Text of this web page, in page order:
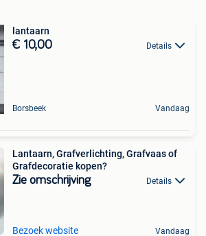
lantaarn
€ 10,00 Details
Borsbeek Vandaag
Lantaarn, Grafverlichting, Grafvaas of
Grafdecoratie kopen?
Zie omschrijving Details
Bezoek website Vandaag